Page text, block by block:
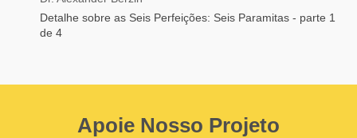
Detalhe sobre as Seis Perfeições: Seis Paramitas - parte 1
de 4
Apoie Nosso Projeto